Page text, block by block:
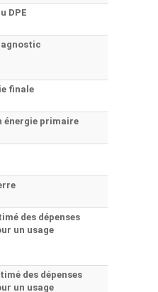
DPE
finale
énergie primaire
des dépenses
un usage
des dépenses
un usage